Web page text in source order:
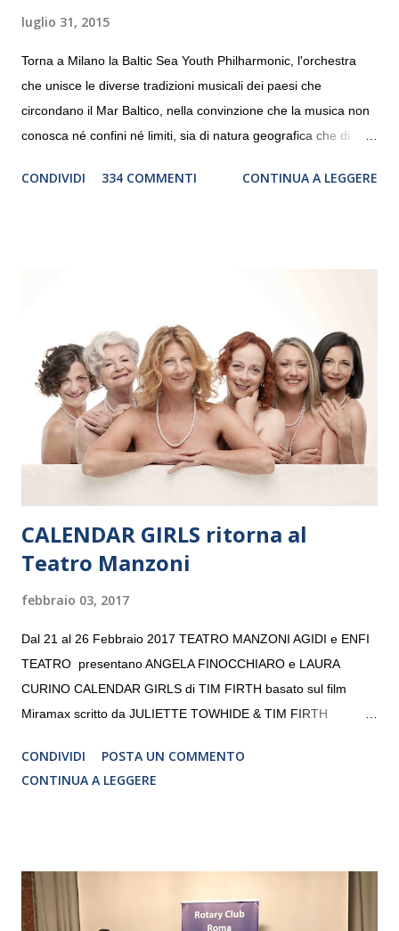
luglio 31, 2015
Torna a Milano la Baltic Sea Youth Philharmonic, l'orchestra
che unisce le diverse tradizioni musicali dei paesi che
circondano il Mar Baltico, nella convinzione che la musica non
conosca né confini né limiti, sia di natura geografica che di
debutterà il 10 settembre a Heiden, in Germania, e toccherà, in
“Settembre dell’Accademia” dove si esibirà per il secondo anno
consecutivo. Il pubblico milanese avrà il piacere di applaudire i
giovani artisti della Baltic Sea Youth Philharmonic per la quarta
volta. L’orchestra, fondata nel 2008 da Kristjan Järvi (affiancato
da un prestigioso consiglio di consulent...
CONDIVIDI 334 COMMENTI CONTINUA A LEGGERE
CALENDAR GIRLS ritorna al
Teatro Manzoni
febbraio 03, 2017
Dal 21 al 26 Febbraio 2017 TEATRO MANZONI AGIDI e ENFI
TEATRO presentano ANGELA FINOCCHIARO e LAURA
CURINO CALENDAR GIRLS di TIM FIRTH basato sul film
Miramax scritto da JULIETTE TOWHIDE & TIM FIRTH
CRISTINA PEZZOLI
CONDIVIDI
POSTA UN COMMENTO
CONTINUA A LEGGERE